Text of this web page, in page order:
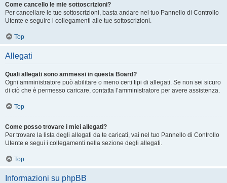
Come cancello le mie sottoscrizioni?
Per cancellare le tue sottoscrizioni, basta andare nel tuo Pannello di Controllo
Utente e seguire i collegamenti alle tue sottoscrizioni.
Top
Allegati
Quali allegati sono ammessi in questa Board?
Ogni amministratore può abilitare o meno certi tipi di allegati. Se non sei sicuro
di ciò che è permesso caricare, contatta l’amministratore per avere assistenza.
Top
Come posso trovare i miei allegati?
Per trovare la lista degli allegati da te caricati, vai nel tuo Pannello di Controllo
Utente e segui i collegamenti nella sezione degli allegati.
Top
Informazioni su phpBB